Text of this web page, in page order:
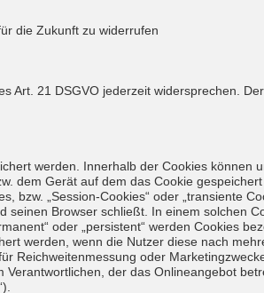
die Zukunft zu widerrufen
Art. 21 DSGVO jederzeit widersprechen.
werden. Innerhalb der Cookies können
dem Gerät auf dem das Cookie
bzw. „Session-Cookies“ oder „transiente
Browser schließt. In einem solchen
oder „persistent“ werden Cookies
werden, wenn die Nutzer diese nach
Reichweitenmessung oder
der das Onlineangebot